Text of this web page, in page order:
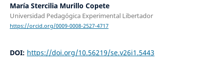
María Stercilia Murillo Copete
Universidad Pedagógica Experimental Libertador
https://orcid.org/0009-0008-2527-4717
DOI: https://doi.org/10.56219/se.v26i1.5443